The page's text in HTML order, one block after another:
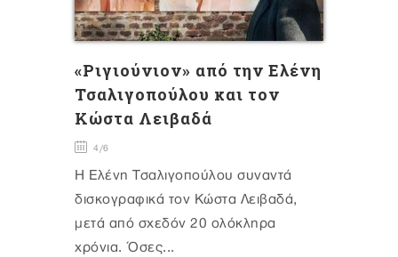
«Ριγιούνιον» από την Ελένη
Τσαλιγοπούλου και τον
Κώστα Λειβαδά
4/6
Η Ελένη Τσαλιγοπούλου συναντά
δισκογραφικά τον Κώστα Λειβαδά,
μετά από σχεδόν 20 ολόκληρα
χρόνια. Όσες...